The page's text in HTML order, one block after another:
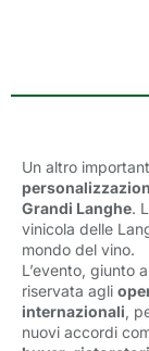
Un altro
Grandi Langhe.
vinicola delle
mondo del vino.
L’evento, giunto
riservata agli
internazionali,
nuovi accordi